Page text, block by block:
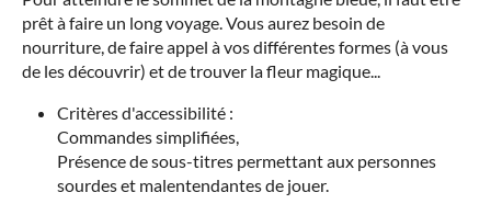
prêt à faire un long voyage. Vous aurez besoin de
nourriture, de faire appel à vos différentes formes (à vous
de les découvrir) et de trouver la fleur magique...
Critères d'accessibilité :
Commandes simplifiées,
Présence de sous-titres permettant aux personnes
sourdes et malentendantes de jouer.